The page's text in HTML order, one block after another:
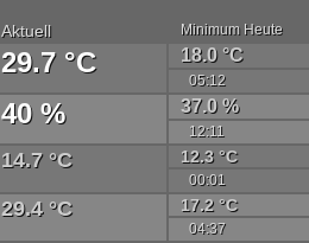
Aktuell Minimum Heute
29.7 °C 18.0 °C
05:12
40 % 37.0 %
12:11
14.7 °C 12.3 °C
00:01
29.4 °C 17.2 °C
04:37